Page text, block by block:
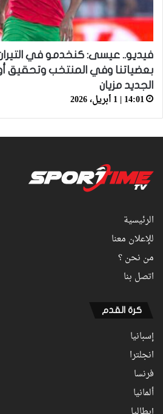
فيديو.. عيسى: كنخدمو في
بعضياتنا وفي المنتخب وتحقيق
الجديد مزيان
14:01 | 1 أبريل، 2026
الرئيسية
للإعلان معنا
من نحن ؟
اتصل بنا
كرة القدم
إسبانيا
انجلترا
فرنسا
ألمانيا